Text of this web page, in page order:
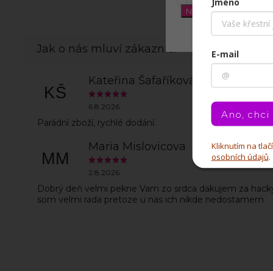
Nastavení
KŠ
Kateřina Šafaříková
6.8.2026
Parádní zboží, rychlé dodání.
MM
Maria Mislovicova
2.8.2026
Dobrý deň velmi pekne Vam zo srdca dakujem za
som velmi rada pretoze u nas ich nikde nedostamem
E-mail
Ano,
Kliknutím na
osobních údajů.